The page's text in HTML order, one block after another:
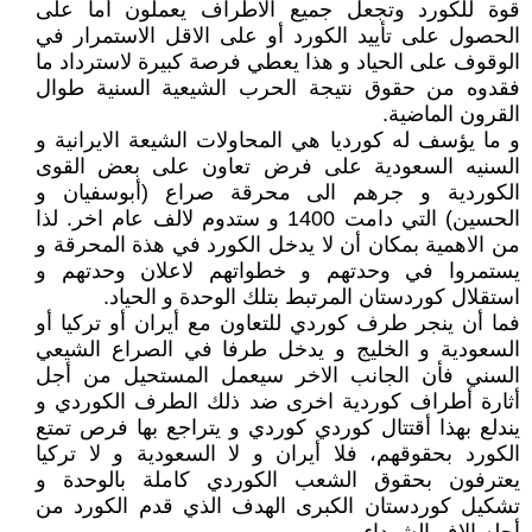
قوة للكورد وتجعل جميع الاطراف يعملون أما على
الحصول على تأييد الكورد أو على الاقل الاستمرار في
الوقوف على الحياد و هذا يعطي فرصة كبيرة لاسترداد ما
فقدوه من حقوق نتيجة الحرب الشيعية السنية طوال
القرون الماضية.
و ما يؤسف له كورديا هي المحاولات الشيعة الايرانية و
السنيه السعودية على فرض تعاون على بعض القوى
الكوردية و جرهم الى محرقة صراع (أبوسفيان و
الحسين) التي دامت 1400 و ستدوم لالف عام اخر. لذا
من الاهمية بمكان أن لا يدخل الكورد في هذة المحرقة و
يستمروا في وحدتهم و خطواتهم لاعلان وحدتهم و
استقلال كوردستان المرتبط بتلك الوحدة و الحياد.
فما أن ينجر طرف كوردي للتعاون مع أيران أو تركيا أو
السعودية و الخليج و يدخل طرفا في الصراع الشيعي
السني فأن الجانب الاخر سيعمل المستحيل من أجل
أثارة أطراف كوردية اخرى ضد ذلك الطرف الكوردي و
يندلع بهذا أقتتال كوردي كوردي و يتراجع بها فرص تمتع
الكورد بحقوقهم، فلا أيران و لا السعودية و لا تركيا
يعترفون بحقوق الشعب الكوردي كاملة بالوحدة و
تشكيل كوردستان الكبرى الهدف الذي قدم الكورد من